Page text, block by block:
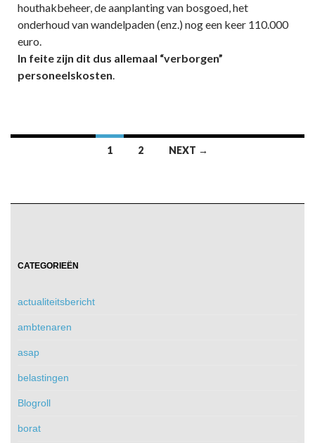
houthakbeheer, de aanplanting van bosgoed, het
onderhoud van wandelpaden (enz.) nog een keer 110.000
euro.
In feite zijn dit dus allemaal “verborgen”
personeelskosten.
1 2 NEXT →
CATEGORIEËN
actualiteitsbericht
ambtenaren
asap
belastingen
Blogroll
borat